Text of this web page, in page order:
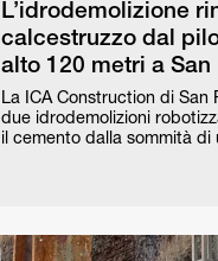
L’idrodemolizione
calcestruzzo dal
alto 120 metri a
La ICA Construction di San
due idrodemolizioni
il cemento dalla sommità